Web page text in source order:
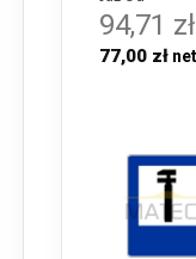
94,71 zł
77,00 zł